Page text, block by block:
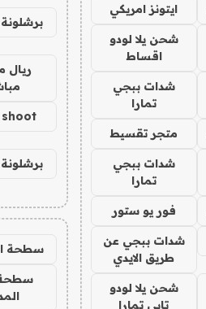
ايتونز امريكي
شحن يلا لودو
اقساط
شدات ببجي
تمارا
متجر تقسيط
شدات ببجي
تمارا
فور يو ستور
شدات ببجي عن
طريق الايدي
شحن يلا لودو
تابي تمارا
ريال
shoot
سطحة